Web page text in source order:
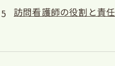
訪問看護師の役割と責任